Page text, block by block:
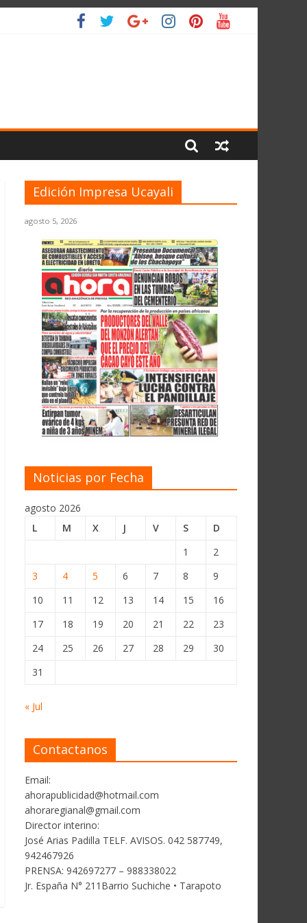
Edición Impresa Ucayali
agosto 5, 2026
Noticias por Fecha
agosto 2026
L
M X J V S
D
1
2
3
4 5 6 7 8
9
10
11 12 13 14 15
16
17
18 19 20 21 22
23
24
25 26 27 28 29
30
31
« Jul
Contactanos
Email:
ahorapublicidad@hotmail.com
ahoraregianal@gmail.com
Director interino:
José Arias Padilla TELF. AVISOS. 042 587749,
942467926
PRENSA: 942697277 – 988338022
Jr. España N° 211Barrio Suchiche • Tarapoto